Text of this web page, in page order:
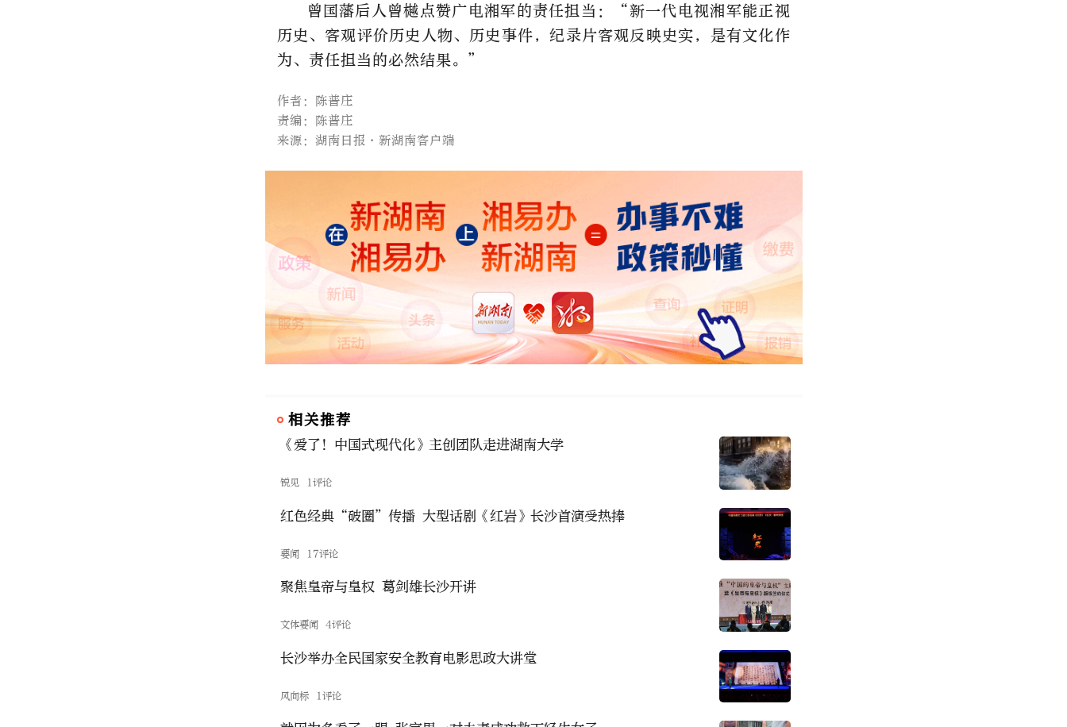
曾国藩后人曾樾点赞广电湘军的责任担当：“新一代电视湘军能正视
历史、客观评价历史人物、历史事件，纪录片客观反映史实，是有文化作
为、责任担当的必然结果。”
作者：陈普庄
责编：陈普庄
来源：湖南日报·新湖南客户端
相关推荐
《爱了！中国式现代化》主创团队走进湖南大学
锐见 1评论
红色经典“破圈”传播 大型话剧《红岩》长沙首演受热捧
要闻 17评论
聚焦皇帝与皇权 葛剑雄长沙开讲
文体要闻 4评论
长沙举办全民国家安全教育电影思政大讲堂
风向标 1评论